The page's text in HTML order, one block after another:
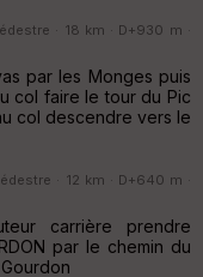
· 18 km · D+930 m ·
par les Monges puis
col faire le tour du Pic
col descendre vers le
· 12 km · D+640 m ·
carrière prendre
par le chemin du